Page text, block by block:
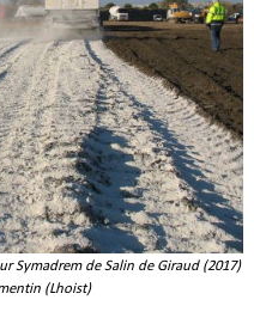
Symadrem de Salin de Giraud (2017)
(Lhoist)